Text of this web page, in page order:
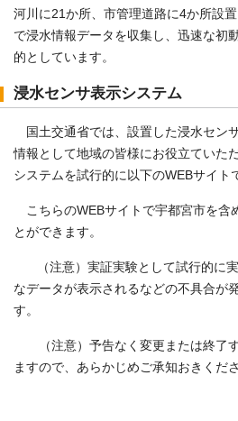
河川に21か所、市管理道路に4か所設
で浸水情報データを収集し、迅速な初
的としています。
浸水センサ表示システム
国土交通省では、設置した浸水セン
情報として地域の皆様にお役立ていた
システムを試行的に以下のWEBサイト
こちらのWEBサイトで宇都宮市を含
とができます。
（注意）実証実験として試行的に実
なデータが表示されるなどの不具合が
す。
（注意）予告なく変更または終了
ますので、あらかじめご承知おきくださ